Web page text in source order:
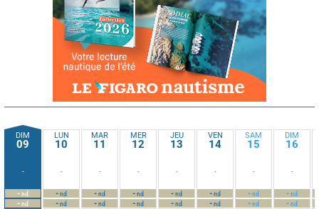
DIM
09
-
-nd
-nd
LUN
10
-
-nd
-nd
MAR
11
-
-nd
-nd
MER
12
-
-nd
-nd
JEU
13
-
-nd
-nd
VEN
14
-
-nd
-nd
SAM
15
-
-nd
-nd
DIM
16
-
-nd
-nd